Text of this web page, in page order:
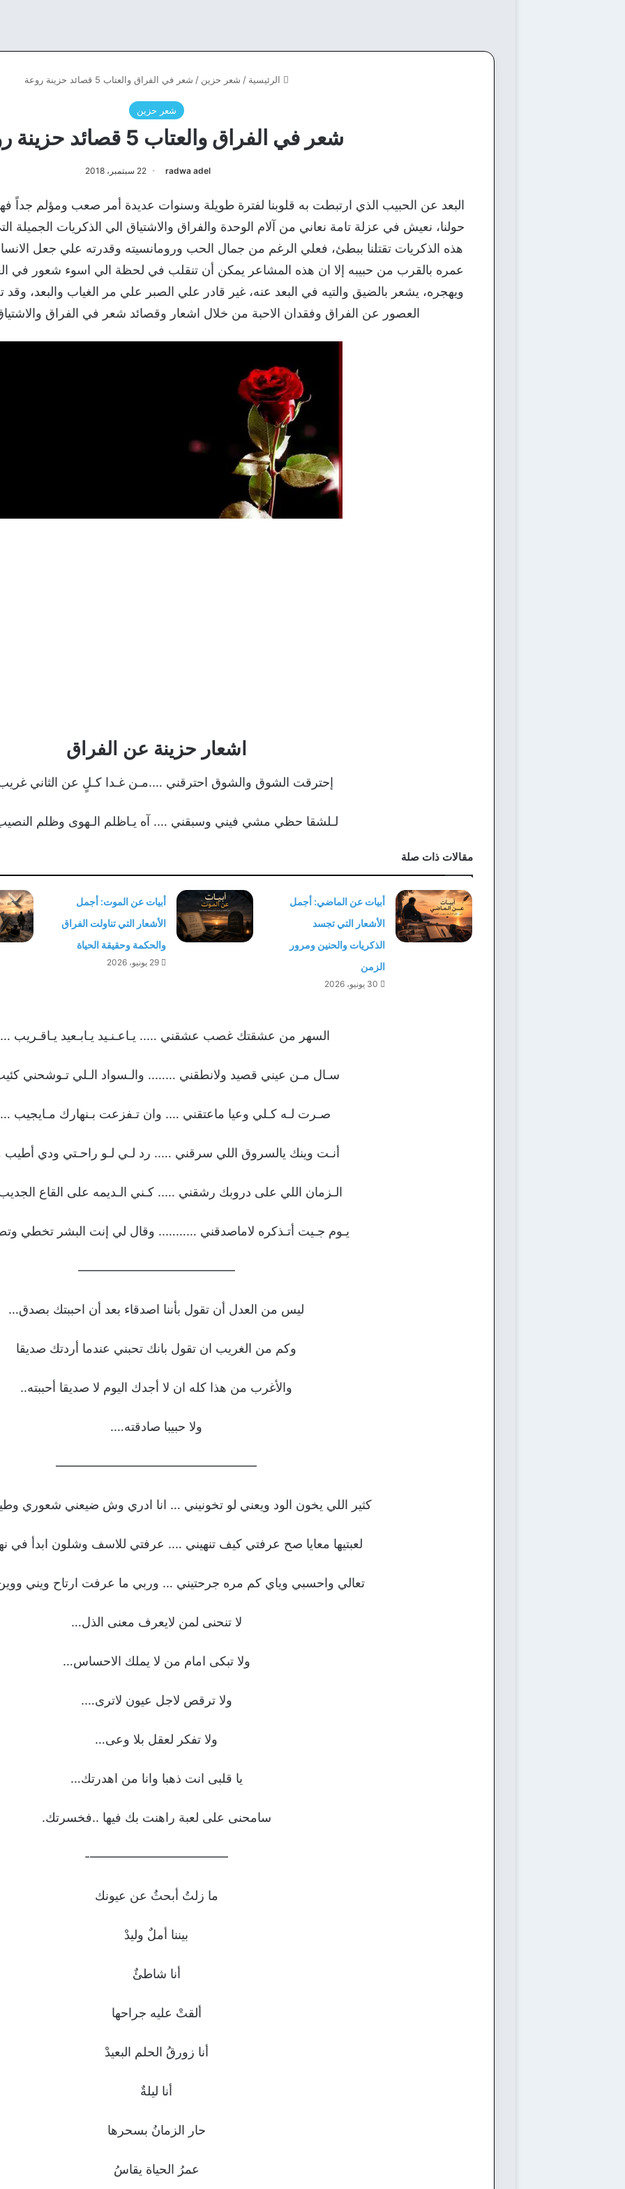
الرئيسية / شعر حزين / شعر في الفراق والعتاب 5 قصائد حزينة روعة
شعر حزين
شعر في الفراق والعتاب 5 قصائد حزينة روعة
radwa adel 22 سبتمبر، 2018
البعد عن الحبيب الذي ارتبطت به قلوبنا لفترة طويلة وسنوات عديدة أمر صعب ومؤلم جداً
حولنا، نعيش في عزلة تامة نعاني من آلام الوحدة والفراق والاشتياق الي الذكريات الجميلة
هذه الذكريات تقتلنا ببطئ، فعلي الرغم من جمال الحب ورومانسيته وقدرته علي جعل
عمره بالقرب من حبيبه إلا ان هذه المشاعر يمكن أن تنقلب في لحظة الي اسوء شعور في
ويهجره، يشعر بالضيق والتيه في البعد عنه، غير قادر علي الصبر علي مر الغياب والبعد، وقد
العصور عن الفراق وفقدان الاحبة من خلال اشعار وقصائد شعر في الفراق
اشعار حزينة عن الفراق
إحترقت الشوق والشوق احترقني ….مـن غـدا كـلٍ عن الثاني
لـلشقا حظي مشي فيني وسبقني …. آه يـاظلم الـهوى وظلم
مقالات ذات صلة
أبيات عن الماضي: أجمل
الأشعار التي تجسد
الذكريات والحنين ومرور
الزمن
30 يونيو، 2026
أبيات عن الموت: أجمل
الأشعار التي تناولت الفراق
والحكمة وحقيقة الحياة
29 يونيو، 2026
السهر من عشقتك غصب عشقني ….. يـاعـنـيد يـابـعيد يـاقـريب
سـال مـن عيني قصيد ولانطقني …….. والـسواد الـلي تـوشحني
صـرت لـه كـلي وعيا ماعتقني …. وان تـفزعت بـنهارك مـايجيب
أنـت وينك يالسروق اللي سرقني ….. رد لـي لـو راحـتي ودي
الـزمان اللي على دروبك رشقني ….. كـني الـديمه على القاع
يـوم جـيت أتـذكره لاماصدقني ……….. وقال لي إنت البشر تخطي
————————————–
ليس من العدل أن تقول بأننا اصدقاء بعد أن احببتك بصدق…
وكم من الغريب ان تقول بانك تحبني عندما أردتك صديقا
والأغرب من هذا كله ان لا أجدك اليوم لا صديقا أحببته..
ولا حبيبا صادقته….
————————————————
كثير اللي يخون الود ويعني لو تخونيني … انا ادري وش ضيعني شعوري
لعبتيها معايا صح عرفتي كيف تنهيني …. عرفتي للاسف وشلون ابدأ في
تعالي واحسبي وياي كم مره جرحتيني … وربي ما عرفت ارتاح ويني
لا تنحنى لمن لايعرف معنى الذل…
ولا تبكى امام من لا يملك الاحساس…
ولا ترقص لاجل عيون لاترى….
ولا تفكر لعقل بلا وعى…
يا قلبى انت ذهبا وانا من اهدرتك…
سامحنى على لعبة راهنت بك فيها ..فخسرتك.
———————————-
ما زلتُ أبحثُ عن عيونك
بيننا أملٌ وليدْ
أنا شاطئٌ
ألقتْ عليه جراحها
أنا زورقُ الحلم البعيدْ
أنا ليلةٌ
حار الزمانُ بسحرها
عمرُ الحياة يقاسُ